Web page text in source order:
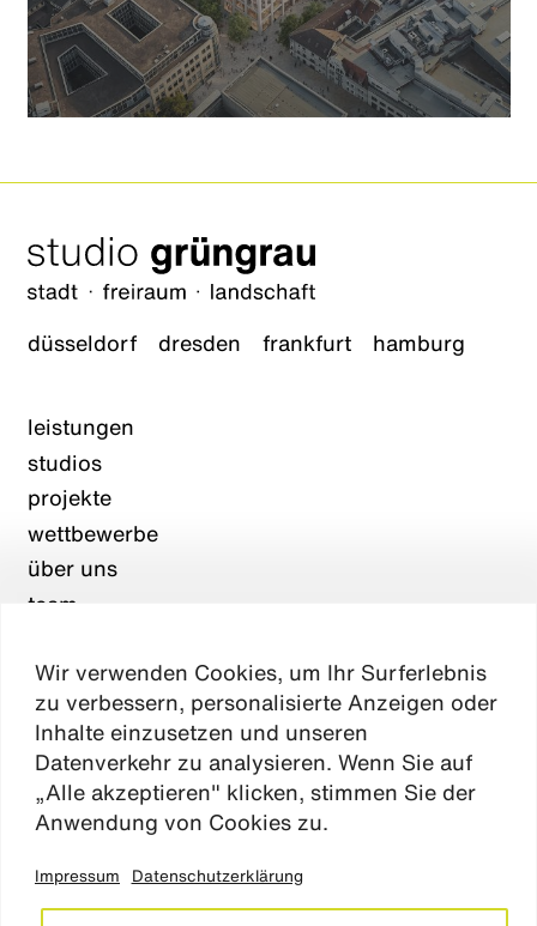
Wir verwenden Cookies, um Ihr Surferlebnis
zu verbessern, personalisierte Anzeigen oder
Inhalte einzusetzen und unseren
Datenverkehr zu analysieren. Wenn Sie auf
„Alle akzeptieren" klicken, stimmen Sie der
Anwendung von Cookies zu.
Impressum Datenschutzerklärung
düsseldorf dresden frankfurt hamburg
leistungen
studios
projekte
wettbewerbe
über uns
team
aktuelles
kontakt
impressum
datenschutz